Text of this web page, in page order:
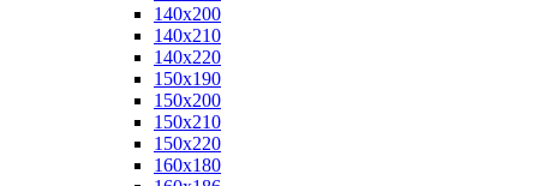
140x200
140x210
140x220
150x190
150x200
150x210
150x220
160x180